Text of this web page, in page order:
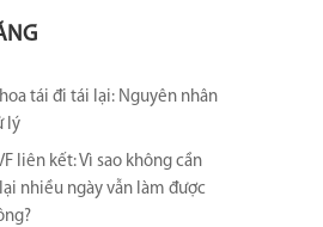
tái đi tái lại​: Nguyên nhân
lý
liên kết: Vì sao không cần
nhiều ngày vẫn làm được